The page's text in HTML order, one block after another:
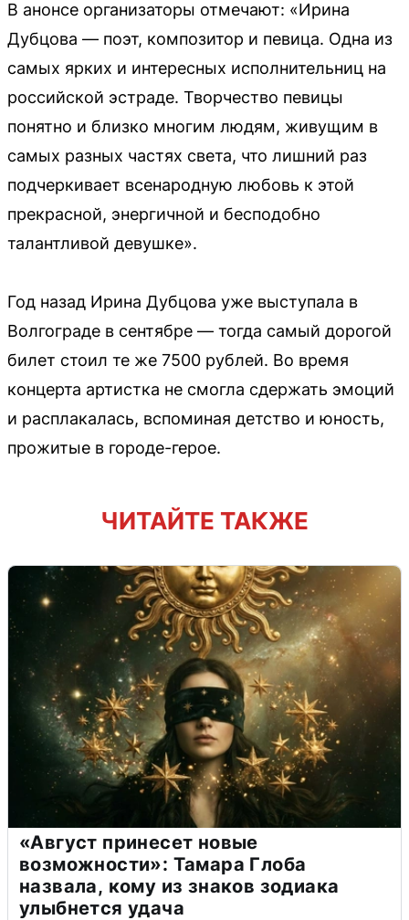
В анонсе организаторы отмечают: «Ирина
Дубцова — поэт, композитор и певица. Одна из
самых ярких и интересных исполнительниц на
российской эстраде. Творчество певицы
понятно и близко многим людям, живущим в
самых разных частях света, что лишний раз
подчеркивает всенародную любовь к этой
прекрасной, энергичной и бесподобно
талантливой девушке».
Год назад Ирина Дубцова уже выступала в
Волгограде в сентябре — тогда самый дорогой
билет стоил те же 7500 рублей. Во время
концерта артистка не смогла сдержать эмоций
и расплакалась, вспоминая детство и юность,
прожитые в городе-герое.
ЧИТАЙТЕ ТАКЖЕ
«Август принесет новые
возможности»: Тамара Глоба
назвала, кому из знаков зодиака
улыбнется удача